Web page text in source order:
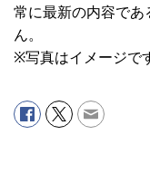
常に最新の内容で
ん。
※写真はイメージで